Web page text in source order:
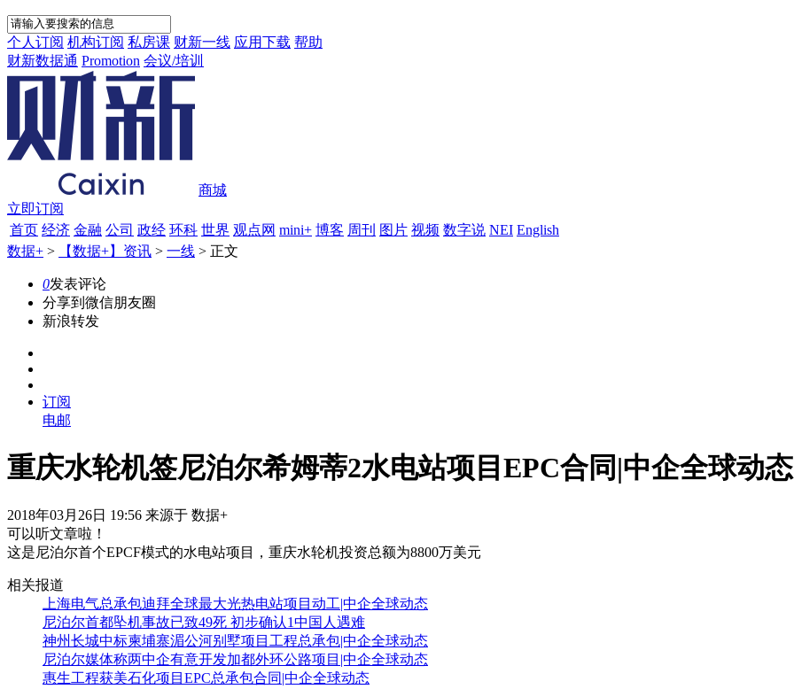
个人订阅 机构订阅 私房课 财新一线 应用下载 帮助
财新数据通 Promotion 会议/培训
商城
立即订阅
首页 经济 金融 公司 政经 环科 世界 观点网 mini+ 博客 周刊 图片 视频 数字说 NEI English
数据+ > 【数据+】资讯 > 一线 > 正文
0发表评论
分享到微信朋友圈
新浪转发
订阅
电邮
重庆水轮机签尼泊尔希姆蒂2水电站项目EPC合同|中企全球动
2018年03月26日 19:56 来源于 数据+
可以听文章啦！
这是尼泊尔首个EPCF模式的水电站项目，重庆水轮机投资总额为8800万美元
相关报道
上海电气总承包迪拜全球最大光热电站项目动工|中企全球动态
尼泊尔首都坠机事故已致49死 初步确认1中国人遇难
神州长城中标柬埔寨湄公河别墅项目工程总承包|中企全球动态
尼泊尔媒体称两中企有意开发加都外环公路项目|中企全球动态
惠生工程获美石化项目EPC总承包合同|中企全球动态